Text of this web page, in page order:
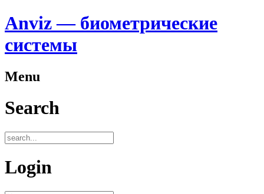
Anviz — биометрические
системы
Menu
Search
Login